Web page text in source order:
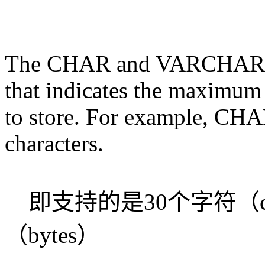
The CHAR and
that indicates the
to store. For example,
characters.
即支持的是30个字符（
（bytes）